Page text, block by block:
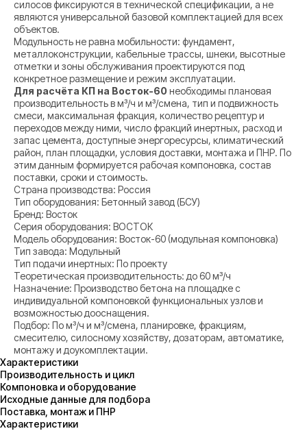
силосов фиксируются в технической спецификации, а не
являются универсальной базовой комплектацией для всех
объектов.
Модульность не равна мобильности: фундамент,
металлоконструкции, кабельные трассы, шнеки, высотные
отметки и зоны обслуживания проектируются под
конкретное размещение и режим эксплуатации.
Для расчёта КП на Восток-60 необходимы плановая
производительность в м³/ч и м³/смена, тип и подвижность
смеси, максимальная фракция, количество рецептур и
переходов между ними, число фракций инертных, расход и
запас цемента, доступные энергоресурсы, климатический
район, план площадки, условия доставки, монтажа и ПНР. По
этим данным формируется рабочая компоновка, состав
поставки, сроки и стоимость.
Страна производства: Россия
Тип оборудования: Бетонный завод (БСУ)
Бренд: Восток
Серия оборудования: ВОСТОК
Модель оборудования: Восток-60 (модульная компоновка)
Тип завода: Модульный
Тип подачи инертных: По проекту
Теоретическая производительность: до 60 м³/ч
Назначение: Производство бетона на площадке с
индивидуальной компоновкой функциональных узлов и
возможностью дооснащения.
Подбор: По м³/ч и м³/смена, планировке, фракциям,
смесителю, силосному хозяйству, дозаторам, автоматике,
монтажу и доукомплектации.
Характеристики
Производительность и цикл
Компоновка и оборудование
Исходные данные для подбора
Поставка, монтаж и ПНР
Характеристики